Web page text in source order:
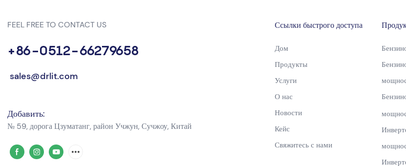
FEEL FREE TO CONTACT US
+86-0512-66279658
sales@drlit.com
Добавить:
№ 59, дорога Цзуматанг, район Учжун, Сучжоу, Китай
Ссылки быстрого доступа
Дом
Продукты
Услуги
О нас
Новости
Кейс
Свяжитесь с нами